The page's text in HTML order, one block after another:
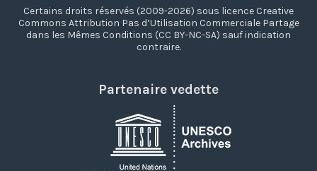
Certains droits réservés (2009-2026) sous licence Creative
Commons Attribution Pas d’Utilisation Commerciale Partage
dans les Mêmes Conditions (CC BY-NC-SA) sauf indication
contraire.
Partenaire vedette